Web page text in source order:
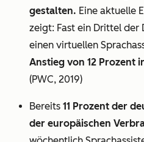
gestalten. Eine aktuelle
zeigt: Fast ein Drittel der
einen virtuellen
Anstieg von 12 Prozent
(PWC, 2019)
Bereits 11 Prozent der
der europäischen